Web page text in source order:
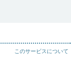
このサービスについて